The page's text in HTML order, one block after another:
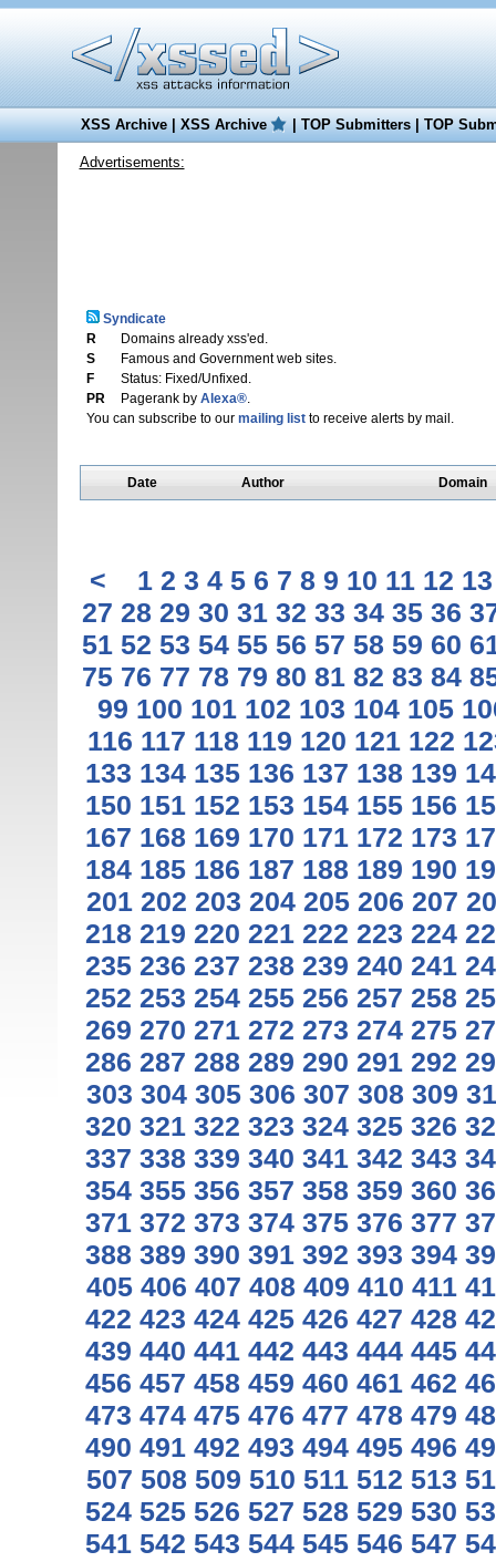
XSS Archive|XSS Archive |TOP Submitters|TOP
Advertisements:
Syndicate
R
Domains already xss'ed.
S
Famous and Government web sites.
F
Status: Fixed/Unfixed.
PR
Pagerank by Alexa®.
You can subscribe to our mailing listto receive alerts by mail.
Date Author Domain
< 1 2 3 4 5 6 7 8 9 10 11 12 13
27 28 29 30 31 32 33 34 35 36
51 52 53 54 55 56 57 58 59 60
75 76 77 78 79 80 81 82 83 84
99 100 101 102 103 104 105
116 117 118 119 120 121 122
133 134 135 136 137 138 139
150 151 152 153 154 155 156
167 168 169 170 171 172 173
184 185 186 187 188 189 190
201 202 203 204 205 206 207
218 219 220 221 222 223 224
235 236 237 238 239 240 241
252 253 254 255 256 257 258
269 270 271 272 273 274 275
286 287 288 289 290 291 292
303 304 305 306 307 308 309
320 321 322 323 324 325 326
337 338 339 340 341 342 343
354 355 356 357 358 359 360
371 372 373 374 375 376 377
388 389 390 391 392 393 394
405 406 407 408 409 410 411
422 423 424 425 426 427 428
439 440 441 442 443 444 445
456 457 458 459 460 461 462
473 474 475 476 477 478 479
490 491 492 493 494 495 496
507 508 509 510 511 512 513
524 525 526 527 528 529 530
541 542 543 544 545 546 547